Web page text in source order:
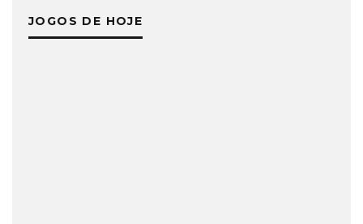
JOGOS DE HOJE